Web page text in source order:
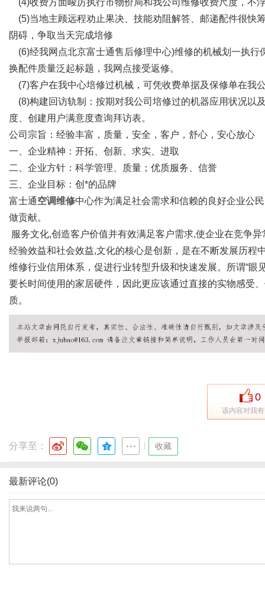
(4)收费方面峻厉执行市物价局和我公司维修收费尺度，不
(5)当地主顾远程劝止果决、技能劝阻解答、邮递配件很快
阴碍，争取当天完成培修
(6)经我网点北京富士通售后修理中心)维修的机械划一执行
换配件质量泛起标题，我网点接受返修。
(7)客户在我中心培修过机械，可凭收费单据及保修单在我
(8)构建回访轨制：按期对我公司培修过的机器应用状况以
度、创建用户满意度查询拜访表。
公司宗旨：经验丰富，质量，安全，客户，舒心，安心放心
一、企业精神：开拓、创新、求实、进取
二、企业方针：科学管理、质量；优质服务、信誉
三、企业目标：创*的品牌
富士通空调维修中心作为满足社会需求和信赖的良好企业公
做贡献。
服务文化,创造客户价值并有效满足客户需求,使企业在竞争
经验效益和社会效益,文化的核心是创新，是在不断发展历程
维修行业信用体系，促进行业转型升级和快速发展。所谓“眼
要长时间使用的家居硬件，因此更应该通过直接的实物感受
质。
0
该内容对我
分享至： 收藏
最新评论(0)